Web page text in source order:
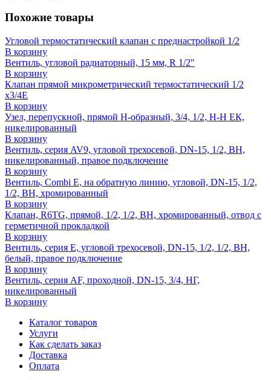
Похожие товары
Угловой термостатический клапан с преднастройкой 1/2
В корзину
Вентиль, угловой радиаторный, 15 мм, R 1/2"
В корзину
Клапан прямой микрометрический термостатический 1/2
x3/4E
В корзину
Узел, перепускной, прямой H-образный, 3/4, 1/2, Н-Н ЕК,
никелированный
В корзину
Вентиль, серия AV9, угловой трехосевой, DN-15, 1/2, ВН,
никелированный, правое подключение
В корзину
Вентиль, Combi E, на обратную линию, угловой, DN-15, 1/2,
1/2, ВН, хромированный
В корзину
Клапан, R6TG, прямой, 1/2, 1/2, ВН, хромированный, отвод с
герметичной прокладкой
В корзину
Вентиль, серия E, угловой трехосевой, DN-15, 1/2, 1/2, ВН,
белый, правое подключение
В корзину
Вентиль, серия AF, проходной, DN-15, 3/4, НГ,
никелированный
В корзину
Каталог товаров
Услуги
Как сделать заказ
Доставка
Оплата